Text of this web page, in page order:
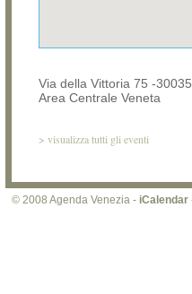
Via della Vittoria 75 -
Area Centrale Veneta
> visualizza tutti gli eventi
© 2008 Agenda Venezia - iCalendar